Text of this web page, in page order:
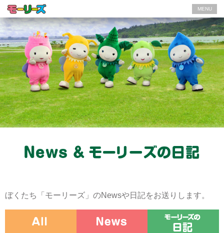
MENU
ぼくたち「モーリーズ」のNewsや日記をお送りします。